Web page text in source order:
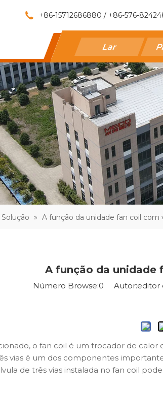
+86-15712686880 / +86-576-
Lar
Solução » A função da unidade fan coil com
A função da unidade
Número Browse:0 Autor:editor
o fan coil é um trocador de
vias é um dos componentes
de três vias instalada no fan coil